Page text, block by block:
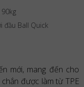
đầu Ball Quick
mới, mang đến cho
được làm từ TPE